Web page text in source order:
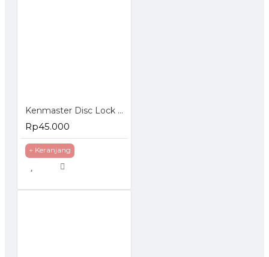
Kenmaster Disc Lock Kunci Motor Cakram
Rp45.000
+ Keranjang